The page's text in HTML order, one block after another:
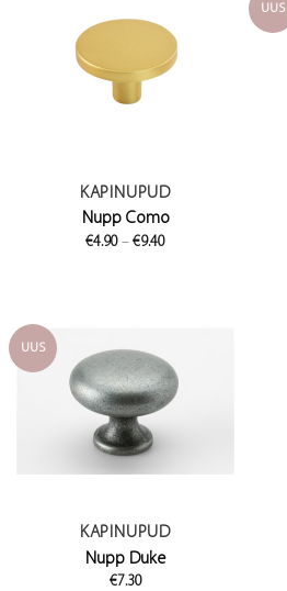
KAPINUPUD
Nupp Como
€4.90 – €9.40Price
UUS
UUS
KAPINUPUD
Nupp Duke
€7.30